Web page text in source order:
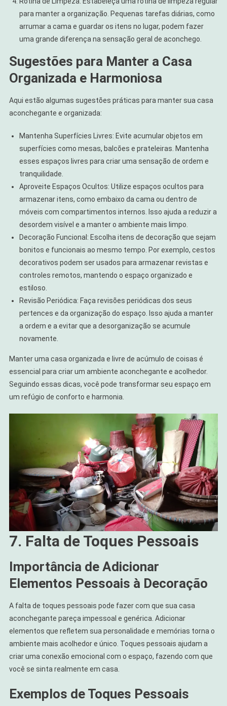
para manter a organização. Pequenas tarefas diárias, como
arrumar a cama e guardar os itens no lugar, podem fazer
uma grande diferença na sensação geral de aconchego.
Sugestões para Manter a Casa
Organizada e Harmoniosa
Aqui estão algumas sugestões práticas para manter sua casa
aconchegante e organizada:
Mantenha Superfícies Livres: Evite acumular objetos em
superfícies como mesas, balcões e prateleiras. Mantenha
esses espaços livres para criar uma sensação de ordem e
tranquilidade.
Aproveite Espaços Ocultos: Utilize espaços ocultos para
armazenar itens, como embaixo da cama ou dentro de
móveis com compartimentos internos. Isso ajuda a reduzir a
desordem visível e a manter o ambiente mais limpo.
Decoração Funcional: Escolha itens de decoração que sejam
bonitos e funcionais ao mesmo tempo. Por exemplo, cestos
decorativos podem ser usados para armazenar revistas e
controles remotos, mantendo o espaço organizado e
estiloso.
Revisão Periódica: Faça revisões periódicas dos seus
pertences e da organização do espaço. Isso ajuda a manter
a ordem e a evitar que a desorganização se acumule
novamente.
Manter uma casa organizada e livre de acúmulo de coisas é
essencial para criar um ambiente aconchegante e acolhedor.
Seguindo essas dicas, você pode transformar seu espaço em
um refúgio de conforto e harmonia.
7. Falta de Toques Pessoais
Importância de Adicionar
Elementos Pessoais à Decoração
A falta de toques pessoais pode fazer com que sua casa
aconchegante pareça impessoal e genérica. Adicionar
elementos que refletem sua personalidade e memórias torna o
ambiente mais acolhedor e único. Toques pessoais ajudam a
criar uma conexão emocional com o espaço, fazendo com que
você se sinta realmente em casa.
Exemplos de Toques Pessoais